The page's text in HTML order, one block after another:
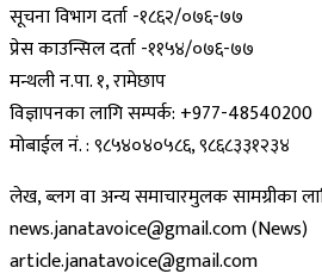
सूचना विभाग दर्ता -१८६२/०७६-७७
प्रेस काउन्सिल दर्ता -११५४/०७६-७७
मन्थली न.पा. १, रामेछाप
विज्ञापनका लागि सम्पर्क: +977-48540200
मोबाईल नं. : ९८५४०४०५८६, ९८६८३३१२३४
लेख, ब्लग वा अन्य समाचारमुलक सामग्रीका
news.janatavoice@gmail.com (News)
article.janatavoice@gmail.com